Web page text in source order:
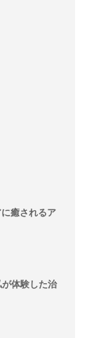
癒されるア
体験した治